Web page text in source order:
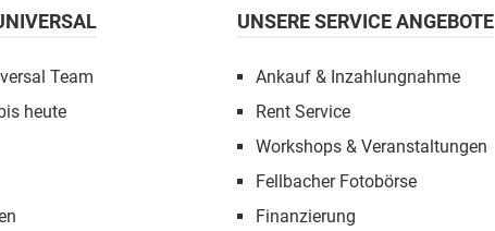
Team
heute
UNSERE SERVICE ANGEBOTE
Ankauf & Inzahlungnahme
Rent Service
Workshops & Veranstaltungen
Fellbacher Fotobörse
Finanzierung